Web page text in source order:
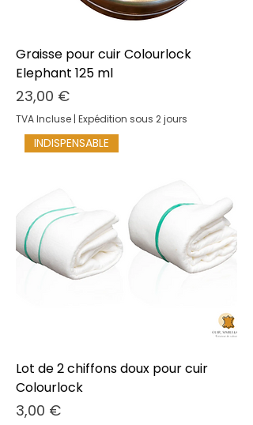
Graisse pour cuir Colourlock
Elephant 125 ml
Prix
23,00 €
TVA Incluse | Expédition sous 2 jours
INDISPENSABLE
Lot de 2 chiffons doux pour cuir
Colourlock
Prix
3,00 €